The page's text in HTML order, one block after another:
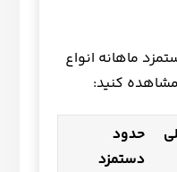
ماهانه انواع
کنید:
حدود
دستمزد